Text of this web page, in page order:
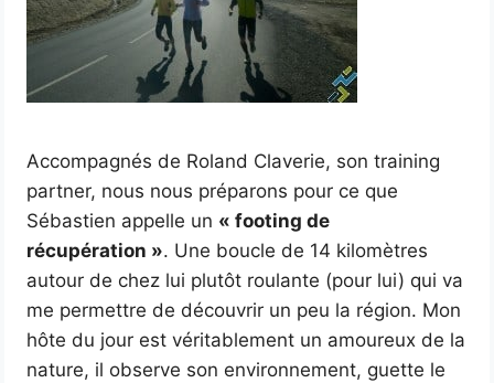
Accompagnés de Roland Claverie, son training
partner, nous nous préparons pour ce que
Sébastien appelle un « footing de
récupération ». Une boucle de 14 kilomètres
autour de chez lui plutôt roulante (pour lui) qui va
me permettre de découvrir un peu la région. Mon
hôte du jour est véritablement un amoureux de la
nature, il observe son environnement, guette le